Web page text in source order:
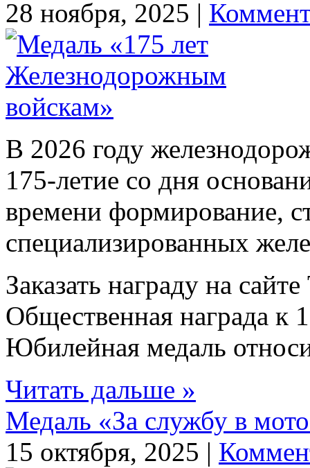
28 ноября, 2025 |
В 2026 году
175-летие со дня
времени формирование,
специализированных
Заказать награду на
Общественная награда
Юбилейная медаль
Читать дальше »
Медаль «За службу в
15 октября, 2025 |